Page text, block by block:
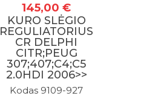
145,00 €
KURO SLĖGIO
REGULIATORIUS
CR DELPHI
CITR;PEUG
307;407;C4;C5
2.0HDI 2006>>
Kodas 9109-927